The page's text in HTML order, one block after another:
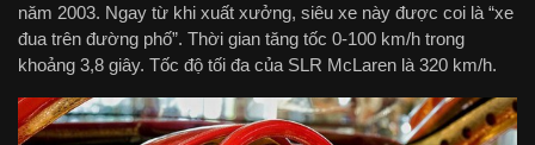
năm 2003. Ngay từ khi xuất xưởng, siêu xe này được coi là “xe
đua trên đường phố”. Thời gian tăng tốc 0-100 km/h trong
khoảng 3,8 giây. Tốc độ tối đa của SLR McLaren là 320 km/h.